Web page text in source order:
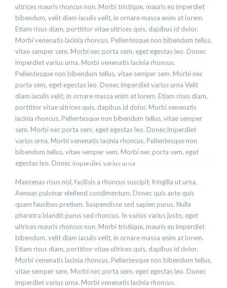
ultrices mauris rhoncus non. Morbi tristique, mauris eu imperdiet
bibendum, velit diam iaculis velit, in ornare massa enim at lorem.
Etiam risus diam, porttitor vitae ultrices quis, dapibus id dolor.
Morbi venenatis lacinia rhoncus. Pellentesque non bibendum tellus,
vitae semper sem. Morbi nec porta sem, eget egestas leo. Donec
imperdiet varius urna. Morbi venenatis lacinia rhoncus.
Pellentesque non bibendum tellus, vitae semper sem. Morbi nec
porta sem, eget egestas leo. Donec imperdiet varius urna Velit
diam iaculis velit, in ornare massa enim at lorem. Etiam risus diam,
porttitor vitae ultrices quis, dapibus id dolor. Morbi venenatis
lacinia rhoncus. Pellentesque non bibendum tellus, vitae semper
sem. Morbi nec porta sem, eget egestas leo. Donec imperdiet
varius urna. Morbi venenatis lacinia rhoncus. Pellentesque non
bibendum tellus, vitae semper sem. Morbi nec porta sem, eget
egestas leo. Donec imperdiet varius urna
Maecenas risus nisl, facilisis a rhoncus suscipit, fringilla ut urna.
Aenean pulvinar eleifend condimentum. Donec quis ante quis
quam faucibus pretium. Suspendisse sed sapien purus. Nulla
pharetra blandit purus sed rhoncus. In varius varius justo, eget
ultrices mauris rhoncus non. Morbi tristique, mauris eu imperdiet
bibendum, velit diam iaculis velit, in ornare massa enim at lorem.
Etiam risus diam, porttitor vitae ultrices quis, dapibus id dolor.
Morbi venenatis lacinia rhoncus. Pellentesque non bibendum tellus,
vitae semper sem. Morbi nec porta sem, eget egestas leo. Donec
imperdiet varius urna. Morbi venenatis lacinia rhoncus.